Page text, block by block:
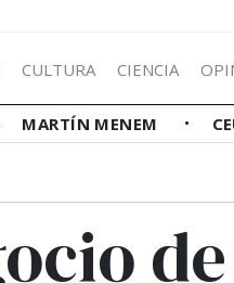
CULTURA CIENCIA
MARTÍN MENEM